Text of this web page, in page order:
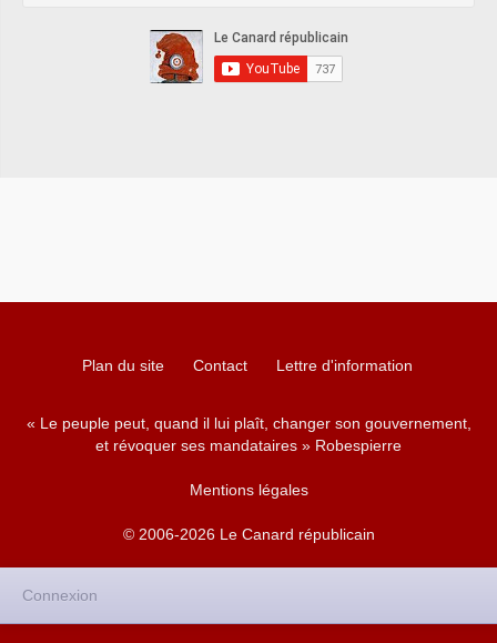
Plan du site Contact Lettre d'information
« Le peuple peut, quand il lui plaît, changer son gouvernement,
et révoquer ses mandataires » Robespierre
Mentions légales
© 2006-2026 Le Canard républicain
Connexion